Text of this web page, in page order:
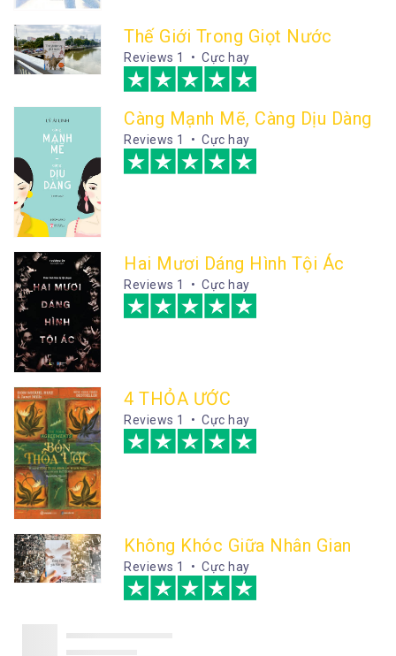
Thế Giới Trong Giọt Nước
Reviews 1 • Cực hay
Càng Mạnh Mẽ, Càng Dịu Dàng
Reviews 1 • Cực hay
Hai Mươi Dáng Hình Tội Ác
Reviews 1 • Cực hay
4 THỎA ƯỚC
Reviews 1 • Cực hay
Không Khóc Giữa Nhân Gian
Reviews 1 • Cực hay